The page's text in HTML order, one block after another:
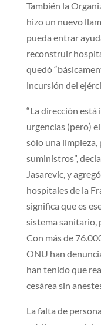
También la
hizo un nuevo
pueda entrar
reconstruir
quedó
incursión del
“La dirección
urgencias (pero)
sólo una
suministros”,
Jasarevic, y
hospitales de la
significa que es
sistema sanitario,
Con más de
ONU han
han tenido que
cesárea sin
La falta de